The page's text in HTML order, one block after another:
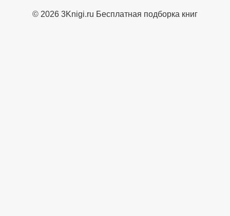
© 2026 3Knigi.ru Бесплатная подборка книг